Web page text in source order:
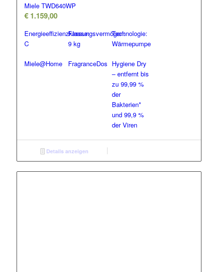
Miele TWD640WP
€1.159,00
Energieeffizienzklasse:
C
Fassungsvermögen:
9 kg
Technologie:
Wärmepumpe
Miele@Home FragranceDos Hygiene Dry
– entfernt bis
zu 99,99 %
der
Bakterien*
und 99,9 %
der Viren
Details anzeigen